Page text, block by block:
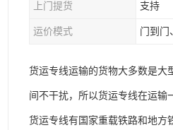
上门提货 支持
运价模式 门到门
货运专线运输的货物大多数是大
间不干扰，所以货运专线在运输
货运专线有国家重载铁路和地方